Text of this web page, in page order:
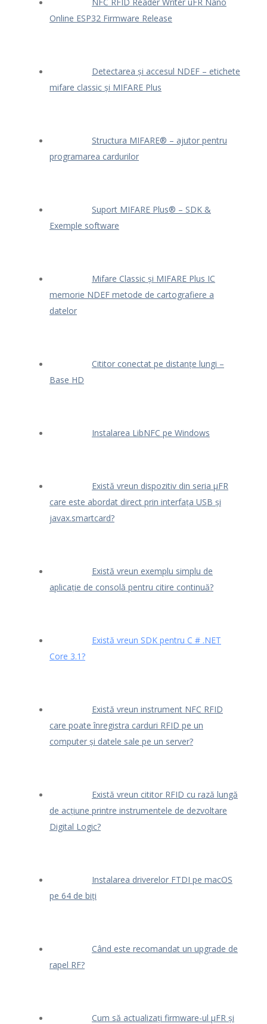
Online ESP32 Firmware Release
Detectarea și accesul NDEF – etichete
mifare classic și MIFARE Plus
Structura MIFARE® – ajutor pentru
programarea cardurilor
Suport MIFARE Plus® – SDK &
Exemple software
Mifare Classic și MIFARE Plus IC
memorie NDEF metode de cartografiere a
datelor
Cititor conectat pe distanțe lungi –
Base HD
Instalarea LibNFC pe Windows
Există vreun dispozitiv din seria μFR
care este abordat direct prin interfața USB și
javax.smartcard?
Există vreun exemplu simplu de
aplicație de consolă pentru citire continuă?
Există vreun SDK pentru C # .NET
Core 3.1?
Există vreun instrument NFC RFID
care poate înregistra carduri RFID pe un
computer și datele sale pe un server?
Există vreun cititor RFID cu rază lungă
de acțiune printre instrumentele de dezvoltare
Digital Logic?
Instalarea driverelor FTDI pe macOS
pe 64 de biți
Când este recomandat un upgrade de
rapel RF?
Cum să actualizați firmware-ul μFR și